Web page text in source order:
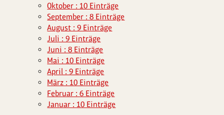
Oktober : 10 Einträge
September : 8 Einträge
August : 9 Einträge
Juli : 9 Einträge
Juni : 8 Einträge
Mai : 10 Einträge
April : 9 Einträge
März : 10 Einträge
Februar : 6 Einträge
Januar : 10 Einträge